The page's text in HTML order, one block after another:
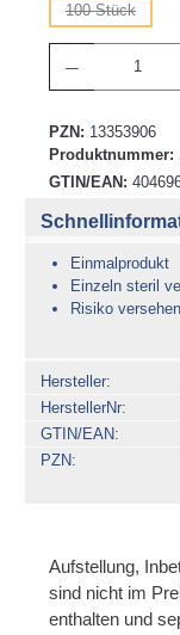
100 Stück
PZN: 13353906
Produktnummer:
GTIN/EAN:
Einmalprodukt
Einzeln steril
Risiko
Hersteller
HerstellerNr
GTIN/EAN
PZN
Aufstellung,
sind nicht im
enthalten und